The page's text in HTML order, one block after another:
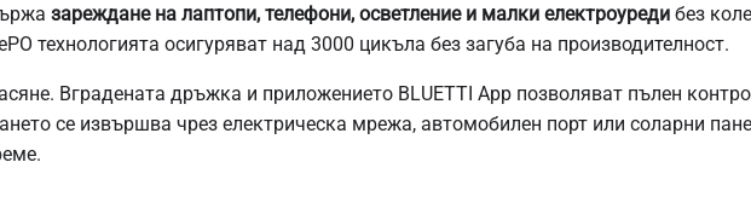
зареждане на лаптопи, телефони, осветление и малки електроуреди без
технологията осигуряват над 3000 цикъла без загуба на производителност.
Вградената дръжка и приложението BLUETTI App позволяват пълен
се извършва чрез електрическа мрежа, автомобилен порт или соларни